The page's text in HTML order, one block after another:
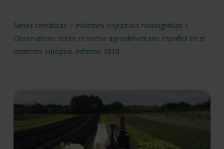
Series temáticas > Informes coyuntura monografias >
Observatorio sobre el sector agroalimentario español en el
contexto europeo. Informe 2018.